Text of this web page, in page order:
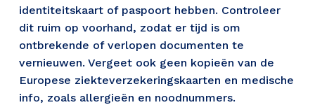
identiteitskaart of paspoort hebben. Controleer
dit ruim op voorhand, zodat er tijd is om
ontbrekende of verlopen documenten te
vernieuwen. Vergeet ook geen kopieën van de
Europese ziekteverzekeringskaarten en medische
info, zoals allergieën en noodnummers.